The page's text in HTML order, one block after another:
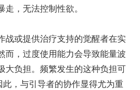
，无法控制性欲。
战或提供治疗支持的觉醒者在实
而，过度使用能力会导致能量波
大负担。频繁发生的这种负担可
此，与引导者的协作显得尤为重